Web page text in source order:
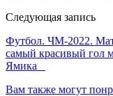
Следующая запись
Футбол. ЧМ-2022.
самый красивый гол
Ямика
Вам также могут